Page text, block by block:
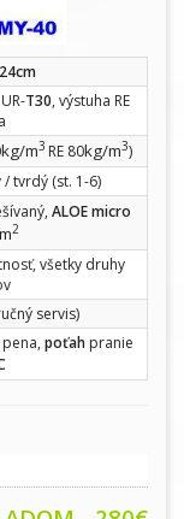
24cm
T30, výstuha RE
kg/m3 RE 80kg/m3)
tvrdý (st. 1-6)
ALOE micro
2
všetky druhy
servis)
poťahpranie